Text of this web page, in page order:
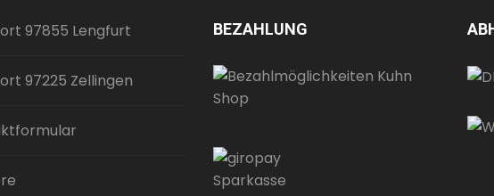
97855 Lengfurt
97225 Zellingen
BEZAHLUNG